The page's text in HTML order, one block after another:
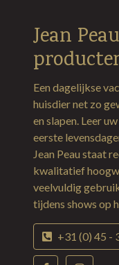
Jean
Een dagelijkse
huisdier net zo
en slapen. Leer
eerste
Jean Peau staat
kwalitatief
veelvuldig
tijdens shows op
+31 (0) 45 -